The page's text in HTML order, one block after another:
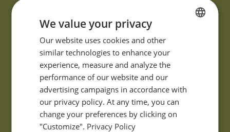
DES QUESTIONS?
Si vous avez des questions ou des commentaires à propos de
nos produits, veuillez les communiquer au moyen du
de demande d'informations.
FRENCH
ENGLISH
We value your privacy
Our website uses cookies and other
similar technologies to enhance your
experience, measure and analyze the
performance of our website and our
advertising campaigns in accordance with
our privacy policy. At any time, you can
change your preferences by clicking on
"Customize". Privacy Policy